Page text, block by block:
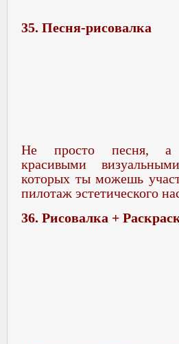
35. Песня-рисовалка
Не просто песня, а
красивыми
которых ты можешь
пилотаж эстетического
36. Рисовалка +